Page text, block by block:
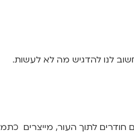
לנו להדגיש מה לא לעשות.
חודרים לתוך העור, מייצרים